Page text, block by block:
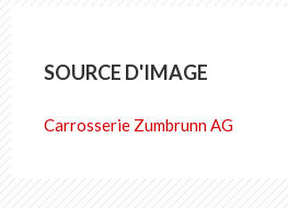
SOURCE D'IMAGE
Carrosserie Zumbrunn AG